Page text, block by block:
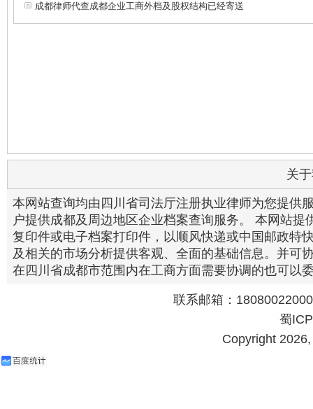
成都律师代查成都企业工商外档及股权结构已经寄送
关
本网站查询均由四川省司法厅注册执业律师为您提供
户提供成都及周边地区企业档案查询服务。 本网站
复印件或电子档案打印件，以顺风快递或中国邮政特
及相关的市场分析提供客观、全面的基础信息。并可
在四川省成都市范围内在工商方面需要协调的也可以
联系邮箱：
蜀
Copyright